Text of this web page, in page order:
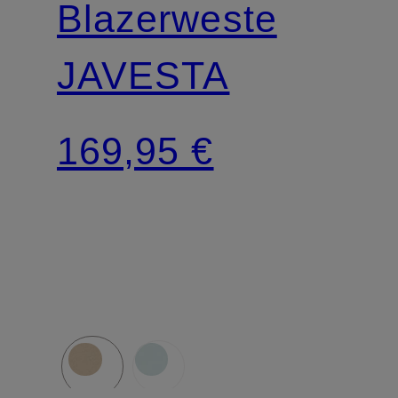
Blazerweste
JAVESTA
169,95 €